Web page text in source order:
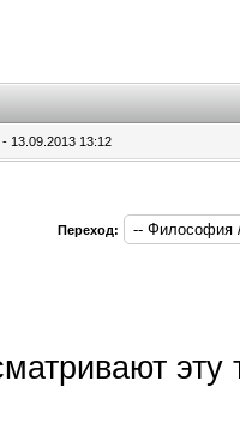
- 13.09.2013 13:12
Переход:
эту